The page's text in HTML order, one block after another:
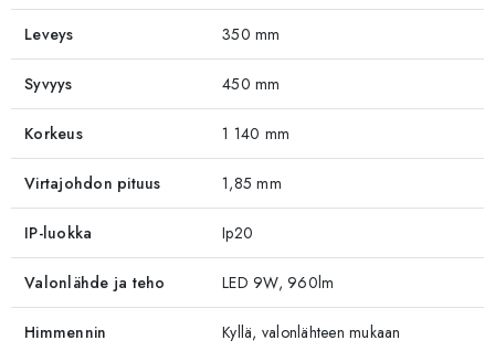
Leveys 350 mm
Syvyys 450 mm
Korkeus 1 140 mm
Virtajohdon pituus 1,85 mm
IP-luokka Ip20
Valonlähde ja teho LED 9W, 960lm
Himmennin Kyllä, valonlähteen mukaan